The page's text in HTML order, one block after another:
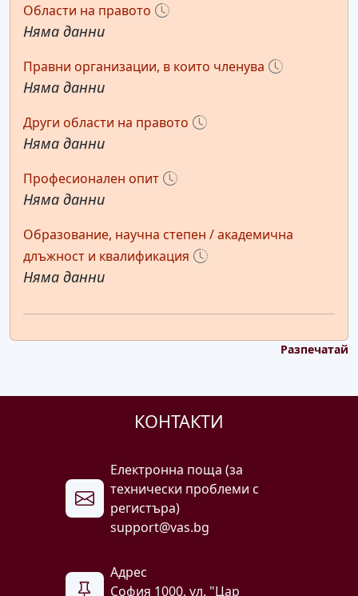
Области на правото
Няма данни
Правни организации, в които членува
Няма данни
Други области на правото
Няма данни
Професионален опит
Няма данни
Образование, научна степен / академична
длъжност и квалификация
Няма данни
Разпечатай
КОНТАКТИ
Електронна поща (за
технически проблеми с
регистъра)
support@vas.bg
Адрес
София 1000, ул. "Цар